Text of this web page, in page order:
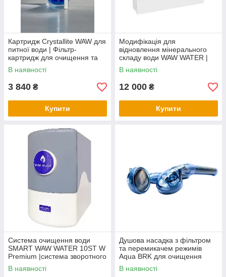
Картридж Crystallite WAW для
питної води | Фільтр-
картридж для очищення та
пом’якшення води
В наявності
3 840 ₴
Купити
Модифікація для
відновлення мінерального
складу води WAW WATER |
картридж для систем
зворотного осмосу
В наявності
12 000 ₴
Купити
Система очищення води
SMART WAW WATER 10ST W
Premium |система зворотного
осмосу з мінералізацією та
структуризацією води
В наявності
Душова насадка з фільтром
та перемикачем режимів
Aqua BRK для очищення
води
В наявності